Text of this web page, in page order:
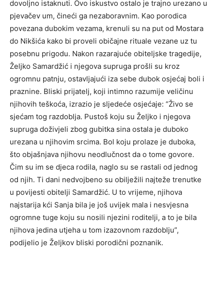
dovoljno istaknuti. Ovo iskustvo ostalo je trajno urezano u
pjevačev um, čineći ga nezaboravnim. Kao porodica
povezana dubokim vezama, krenuli su na put od Mostara
do Nikšića kako bi proveli običajne rituale vezane uz tu
posebnu prigodu. Nakon razarajuće obiteljske tragedije,
Željko Samardžić i njegova supruga prošli su kroz
ogromnu patnju, ostavljajući iza sebe dubok osjećaj boli i
praznine. Bliski prijatelj, koji intimno razumije veličinu
njihovih teškoća, izrazio je sljedeće osjećaje: “Živo se
sjećam tog razdoblja. Pustoš koju su Željko i njegova
supruga doživjeli zbog gubitka sina ostala je duboko
urezana u njihovim srcima. Bol koju prolaze je duboka,
što objašnjava njihovu neodlučnost da o tome govore.
Čim su im se djeca rodila, naglo su se rastali od jednog
od njih. Ti dani nedvojbeno su obilježili najteže trenutke
u povijesti obitelji Samardžić. U to vrijeme, njihova
najstarija kći Sanja bila je još uvijek mala i nesvjesna
ogromne tuge koju su nosili njezini roditelji, a to je bila
njihova jedina utjeha u tom izazovnom razdoblju”,
podijelio je Željkov bliski porodični poznanik.